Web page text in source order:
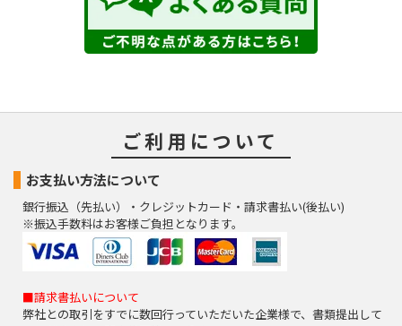
入力がない場合はご連絡出来ないことがありますので、予めご了
承下さい。 また入力していただきました電子メールアドレスや電
話番号に問い合わせいただきました商品、または弊社サービスの
（８）本人が容易に認識できない方法による個人情報
クッキーやウェブビーコン等を用いるなどして、本人が容易に認
識できない方法による個人情報の取得は行っておりません。
（９）個人情報の安全管理措置について
取得した個人情報については、漏洩、減失またはき損の防止と是
正、その他個人情報の安全管理のために必要かつ適切な措置を講
じます。
お問合せへの回答後、取得した個人情報は当社において削除致し
このサイトは、SSL（Secure Socket Layer）による暗号化措置を
講じています。
ご利用について
お支払い方法について
銀行振込（先払い）・クレジットカード・請求書払い(後払い)
※振込手数料はお客様ご負担となります。
■請求書払いについて
弊社との取引をすでに数回行っていただいた企業様で、書類提出して